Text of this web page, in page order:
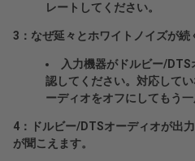
レートしてください。
3：なぜ延々とホワイトノイズが続
入力機器がドルビー/
認してください。対応して
ーディオをオフにしてもう一
4：ドルビー/DTSオーディオが出
が聞こえます。